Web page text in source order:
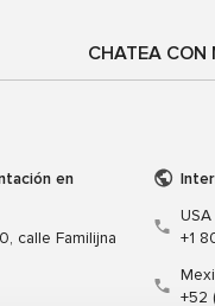
CHATEA CON
en
calle Familijna
+1
+52